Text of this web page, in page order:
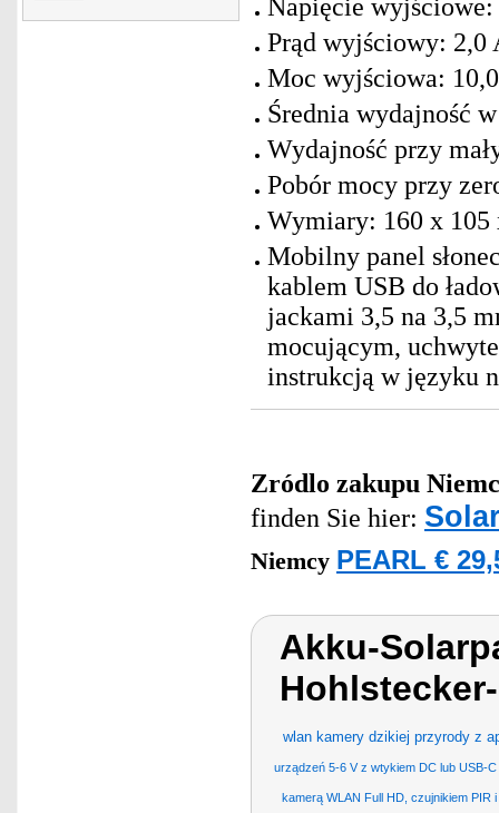
Napięcie
Prąd wyjściowy: 2,0
Moc wyjściowa:
Średnia wydajność
Wydajność przy
Pobór mocy przy
Wymiary: 160 x 105
Mobilny panel
kablem USB do
jackami 3,5 na 3,5
mocującym,
instrukcją w języku
Zródlo zakupu
finden Sie hier:
Niemcy PEARL €
Akku-
wlan kamery dzikiej przyrody z
urządzeń 5-6 V z wtykiem DC lub USB-C
kamerą WLAN Full HD, czujnikiem PIR